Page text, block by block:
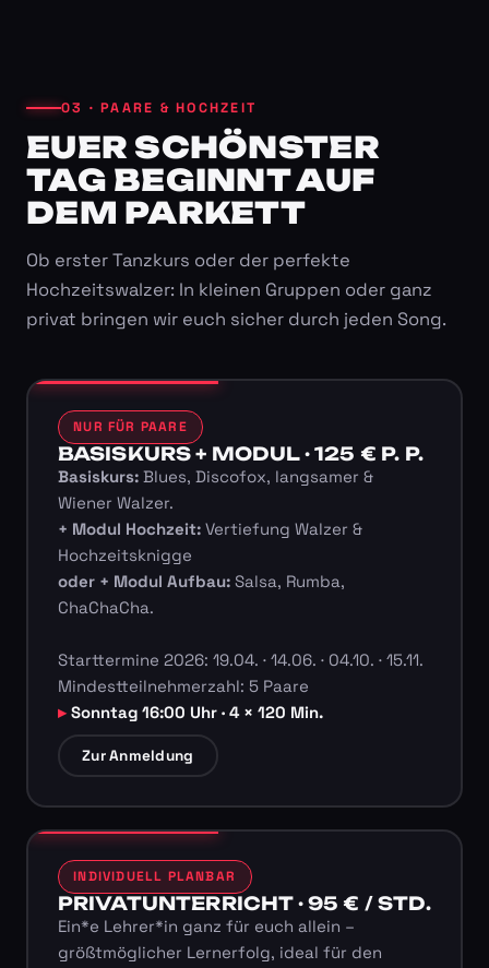
03 · PAARE & HOCHZEIT
EUER SCHÖNSTER
TAG BEGINNT AUF
DEM PARKETT
Ob erster Tanzkurs oder der perfekte
Hochzeitswalzer: In kleinen Gruppen oder ganz
privat bringen wir euch sicher durch jeden Song.
NUR FÜR PAARE
BASISKURS + MODUL · 125 € P. P.
Basiskurs:Blues, Discofox, langsamer &
Wiener Walzer.
+ Modul Hochzeit:Vertiefung Walzer &
Hochzeitsknigge
oder + Modul Aufbau:Salsa, Rumba,
ChaChaCha.
Starttermine 2026: 19.04. · 14.06. · 04.10. · 15.11.
Mindestteilnehmerzahl: 5 Paare
Sonntag 16:00 Uhr · 4 × 120 Min.
Zur Anmeldung
INDIVIDUELL PLANBAR
PRIVATUNTERRICHT · 95 € / STD.
Ein*e Lehrer*in ganz für euch allein –
größtmöglicher Lernerfolg, ideal für den